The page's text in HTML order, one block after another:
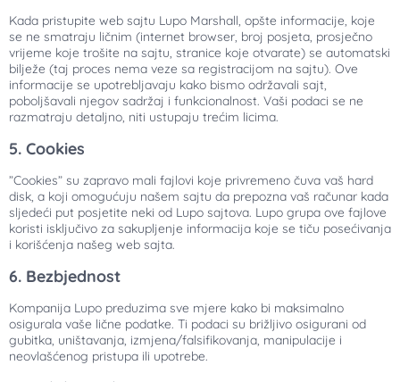
Kada pristupite web sajtu Lupo Marshall, opšte informacije, koje
se ne smatraju ličnim (internet browser, broj posjeta, prosječno
vrijeme koje trošite na sajtu, stranice koje otvarate) se automatski
bilježe (taj proces nema veze sa registracijom na sajtu). Ove
informacije se upotrebljavaju kako bismo održavali sajt,
poboljšavali njegov sadržaj i funkcionalnost. Vaši podaci se ne
razmatraju detaljno, niti ustupaju trećim licima.
5. Cookies
”Cookies” su zapravo mali fajlovi koje privremeno čuva vaš hard
disk, a koji omogućuju našem sajtu da prepozna vaš računar kada
sljedeći put posjetite neki od Lupo sajtova. Lupo grupa ove fajlove
koristi isključivo za sakupljenje informacija koje se tiču posećivanja
i korišćenja našeg web sajta.
6. Bezbjednost
Kompanija Lupo preduzima sve mjere kako bi maksimalno
osigurala vaše lične podatke. Ti podaci su brižljivo osigurani od
gubitka, uništavanja, izmjena/falsifikovanja, manipulacije i
neovlašćenog pristupa ili upotrebe.